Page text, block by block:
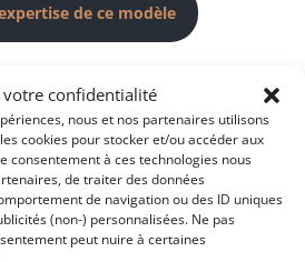
votre confidentialité
nous et nos partenaires utilisons
cookies pour stocker et/ou accéder aux
consentement à ces technologies nous
de traiter des données
de navigation ou des ID uniques
(non-) personnalisées. Ne pas
peut nuire à certaines
de ce modèle